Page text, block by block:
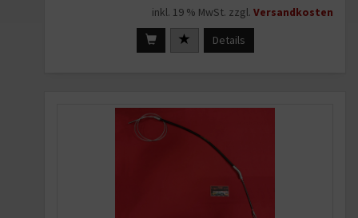
inkl. 19 % MwSt. zzgl. Versandkosten
Details